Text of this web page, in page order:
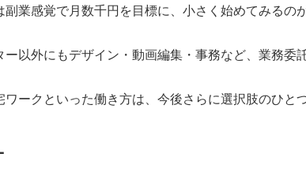
副業感覚で月数千円を目標に、小さく始めてみるの
ー以外にもデザイン・動画編集・事務など、業務委
ワークといった働き方は、今後さらに選択肢のひと